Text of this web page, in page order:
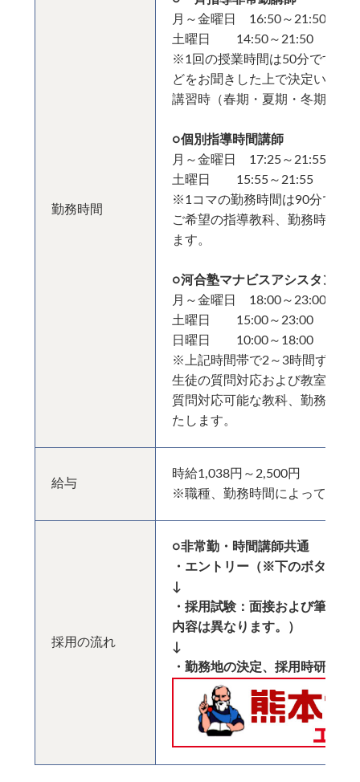
勤務時間
月～金曜日 16:50～21:50
土曜日 14:50～21:50
※1回の授業時間は50分です。
どをお聞きした上で決定いたし
講習時（春期・夏期・冬期講習
○個別指導時間講師
月～金曜日 17:25～21:55
土曜日 15:55～21:55
※1コマの勤務時間は90分です。
ご希望の指導教科、勤務時間、
ます。
○河合塾マナビスアシスタント
月～金曜日 18:00～23:00
土曜日 15:00～23:00
日曜日 10:00～18:00
※上記時間帯で2～3時間ずつの
生徒の質問対応および教室長の
質問対応可能な教科、勤務時間
たします。
給与
時給1,038円～2,500円
※職種、勤務時間によって変わ
採用の流れ
○非常勤・時間講師共通
・エントリー（※下のボタンか
↓
・採用試験：面接および筆記
内容は異なります。）
↓
・勤務地の決定、採用時研修